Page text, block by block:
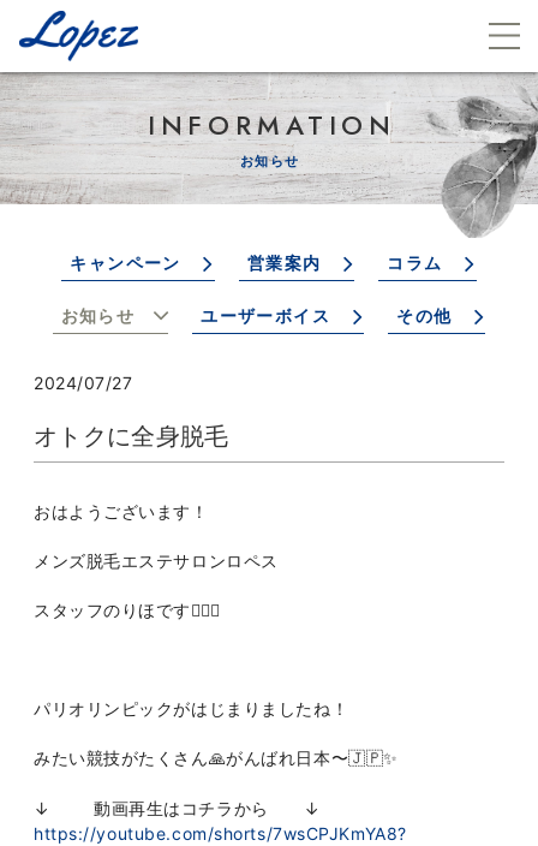
INFORMATION
お知らせ
キャンペーン 営業案内 コラム
お知らせ ユーザーボイス その他
2024/07/27
オトクに全身脱毛
おはようございます！
メンズ脱毛エステサロンロペス
スタッフのりほです👩🏻‍⚕️
パリオリンピックがはじまりましたね！
みたい競技がたくさん🙏がんばれ日本〜🇯🇵✨
↓ 動画再生はコチラから ↓
https://youtube.com/shorts/7wsCPJKmYA8?